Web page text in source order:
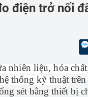
điện trở nối
nhiên liệu, hóa
thống kỹ thuật
sét bằng thiết bị